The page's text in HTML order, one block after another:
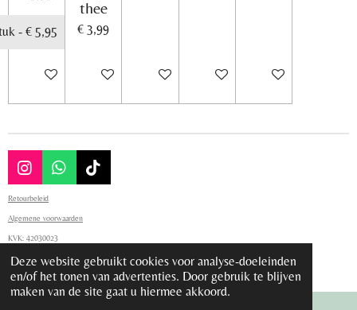
Deze website gebruikt cookies voor analyse-doeleinden
en/of het tonen van advertenties. Door gebruik te blijven
maken van de site gaat u hiermee akkoord.
In winkelwagen
thee
€ 3,99
In winkelwagenIn winkelwagenIn winkelwagenIn winkelwagen
I
n
s
t
a
r
a
m
W
h
t
p
p
T
i
Retourbeleid
Algemene voorwaarden
KVK: 42030023
Contact: info@holithee.nl
© 2023 - 2026 Holithee